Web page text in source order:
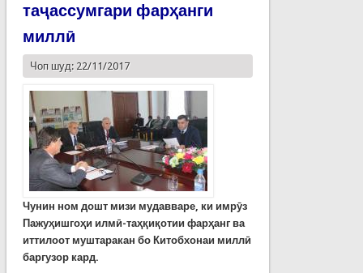
таҷассумгари фарҳанги
миллӣ
Чоп шуд: 22/11/2017
Чунин ном дошт мизи мудавваре, ки имрӯз
Пажуҳишгоҳи илмӣ-таҳқиқотии фарҳанг ва
иттилоот муштаракан бо Китобхонаи миллӣ
баргузор кард.